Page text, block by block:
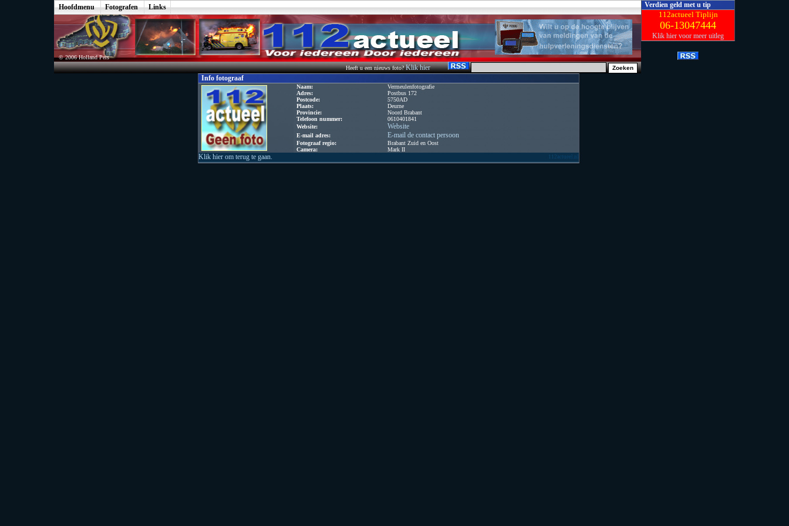
Hoofdmenu Fotografen Links
© 2006 Holland Pers
Heeft u een nieuws foto?Klik hier
Info fotograaf
Naam:
Vermeulenfotografie
Adres:
Postbus 172
Postcode:
5750AD
Plaats:
Deurne
Provincie:
Noord Brabant
Telefoon nummer:
0610401841
Website:
Website
E-mail adres: E-mail de contact persoon
Fotograaf regio:
Brabant Zuid en Oost
Camera:
Mark II
Klik hier om terug te gaan. 112actueel.nl
Verdien geld met u tip
112actueel Tiplijn
06-13047444
Klik hier voor meer uitleg